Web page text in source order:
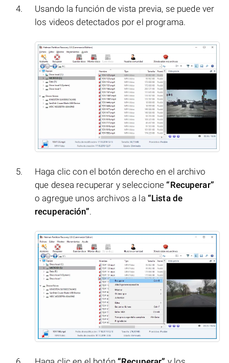
Usando la función de vista previa, se puede ver
los videos detectados por el programa.
Haga clic con el botón derecho en el archivo
que desea recuperar y seleccione “Recuperar”
o agregue unos archivos a la “Lista de
recuperación”.